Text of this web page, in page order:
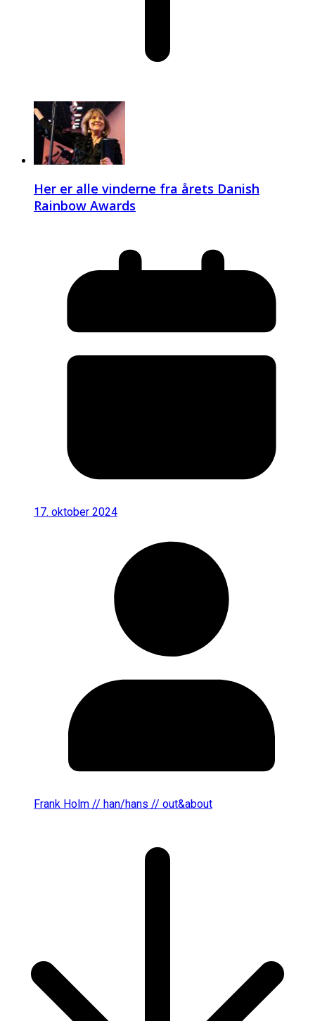
Her er alle vinderne fra årets Danish
Rainbow Awards
17. oktober 2024
Frank Holm // han/hans // out&about